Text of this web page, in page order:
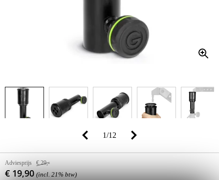
1/12
Adviesprijs € 29,-
€ 19,90 (incl. 21% btw)